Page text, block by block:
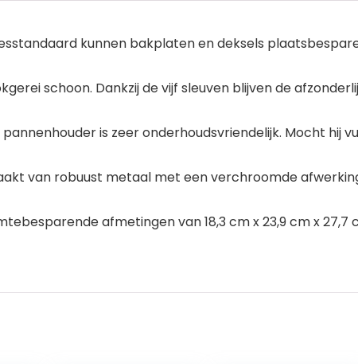
kunnen bakplaten en deksels
schoon. Dankzij de vijf sleuven blijven de
is zeer onderhoudsvriendelijk. Mocht hij
van robuust metaal met een verchroomde
afmetingen van 18,3 cm x 23,9 cm x